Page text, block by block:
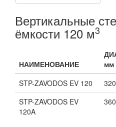
Вертикальные
ёмкости 120 м3
НАИМЕНОВАНИЕ
мм
STP-ZAVODOS EV 120
STP-ZAVODOS EV
120A